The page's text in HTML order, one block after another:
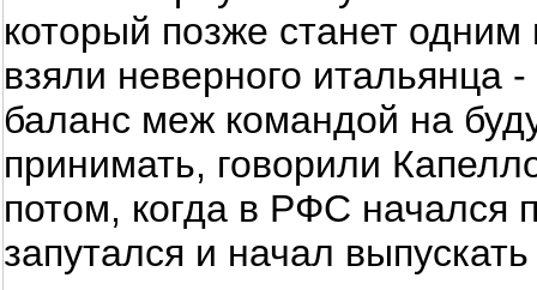
который позже станет
взяли неверного итальянца
баланс меж командой на
принимать, говорили
потом, когда в РФС начался
запутался и начал